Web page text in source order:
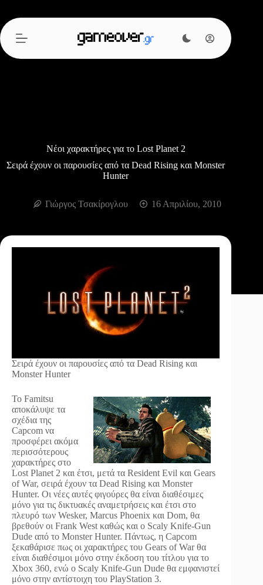
περιεχόμενο
Νέοι χαρακτήρες για το Lost Planet 2
Σειρά έχουν οι παρουσίες από τα Dead Rising και Monster
Hunter
Γιώργος Τσακίρογλου 16 Απριλίου, 2010
Σειρά έχουν οι παρουσίες από τα Dead Rising και
Monster Hunter
Το Famitsu
αποκάλυψε τα
σχέδια της
Capcom να
προσφέρει ακόμα
περισσότερους
χαρακτήρες στο
Lost Planet 2 και έτσι, μετά τα Resident Evil και Gears
of War, σειρά έχουν τα Dead Rising και Monster
Hunter. Οι νέες αυτές φιγούρες θα είναι διαθέσιμες
μόνο για τις δικτυακές αναμετρήσεις και έτσι στο
πλευρό των Wesker, Marcus Phoenix και Dom, θα
βρεθούν οι Frank West καθώς και ο Scaly Knife-Gun
Dude από το Monster Hunter. Πάντως, η Capcom
ξεκαθάρισε πως οι χαρακτήρες του Gears of War θα
είναι διαθέσιμοι μόνο στην έκδοση του τίτλου για το
Xbox 360, ενώ ο Scaly Knife-Gun Dude θα εμφανιστεί
μόνο στην αντίστοιχη του PlayStation 3.